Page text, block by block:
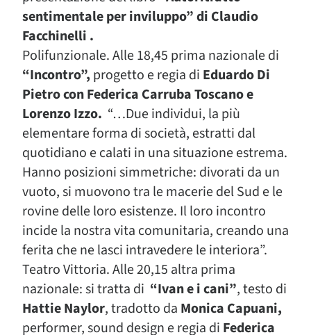
sentimentale per inviluppo” di Claudio
Facchinelli .
Polifunzionale. Alle 18,45 prima nazionale di
“Incontro”, progetto e regia di Eduardo Di
Pietro con Federica Carruba Toscano e
Lorenzo Izzo. “…Due individui, la più
elementare forma di società, estratti dal
quotidiano e calati in una situazione estrema.
Hanno posizioni simmetriche: divorati da un
vuoto, si muovono tra le macerie del Sud e le
rovine delle loro esistenze. Il loro incontro
incide la nostra vita comunitaria, creando una
ferita che ne lasci intravedere le interiora”.
Teatro Vittoria. Alle 20,15 altra prima
nazionale: si tratta di “Ivan e i cani”, testo di
Hattie Naylor, tradotto da Monica Capuani,
performer, sound design e regia di Federica